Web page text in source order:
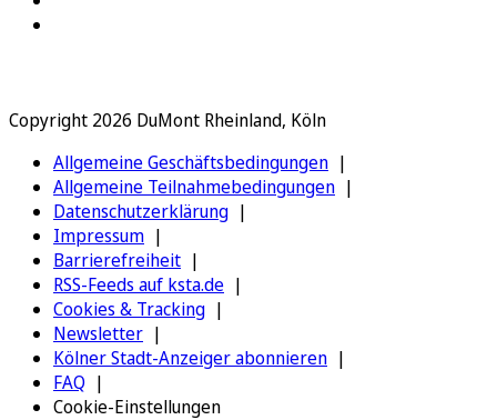
Copyright 2026 DuMont Rheinland, Köln
Allgemeine Geschäftsbedingungen
Allgemeine Teilnahmebedingungen
Datenschutzerklärung
Impressum
Barrierefreiheit
RSS-Feeds auf ksta.de
Cookies & Tracking
Newsletter
Kölner Stadt-Anzeiger abonnieren
FAQ
Cookie-Einstellungen